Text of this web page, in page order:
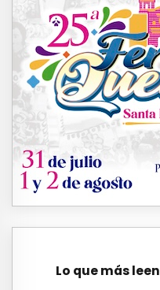
Lo que más leen